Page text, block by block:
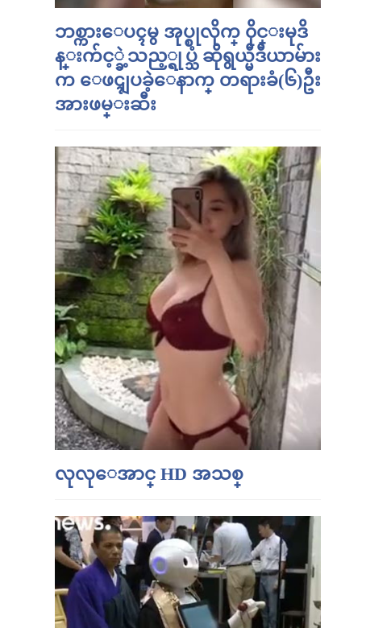
ဘစ္ကားေပၚမွ အုပ္စုလိုက္ ၀ိုင္းမုဒိ
န္းက်င့္ခဲ့သည့္ရုပ္သံ ဆိုရွယ္မီဒီယာမ်ား
က ေဖၚျပခဲ့ေနာက္ တရားခံ(၆)ဦး
အားဖမ္းဆီး
လုလုေအာင္ HD အသစ္